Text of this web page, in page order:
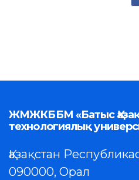
ЖМЖКББМ «Батыс
технологиялық
Қазақстан
090000, Орал